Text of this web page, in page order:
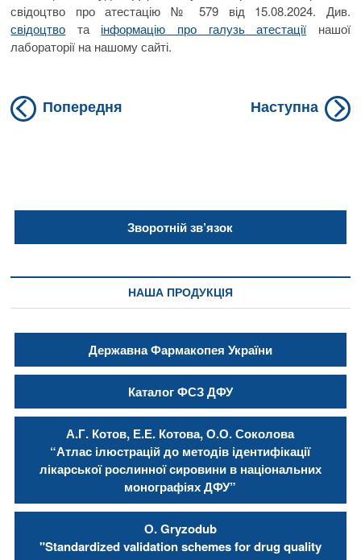
свідоцтво про атестацію № 579 від 15.08.2024. Див.
свідоцтво та інформацію про галузь атестації нашої
лабораторії на нашому сайті.
Навігація
Попередня Наступна
Зворотній зв’язок
НАША ПРОДУКЦІЯ
Державна Фармакопея України
Каталог ФСЗ ДФУ
А.Г. Котов, Е.Е. Котова, О.О. Соколова
“Атлас ілюстрацій до методів ідентифікації
лікарської рослинної сировини в національних
монографіях ДФУ”
О. Gryzodub
"Standardized validation schemes for drug quality